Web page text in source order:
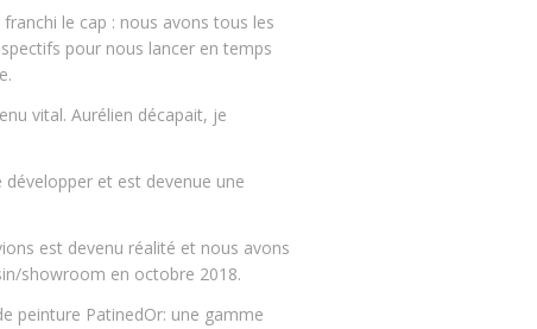
le cap : nous avons tous les
pour nous lancer en temps
vital. Aurélien décapait, je
et est devenue une
est devenu réalité et nous avons
showroom en octobre 2018.
peinture PatinedOr: une gamme